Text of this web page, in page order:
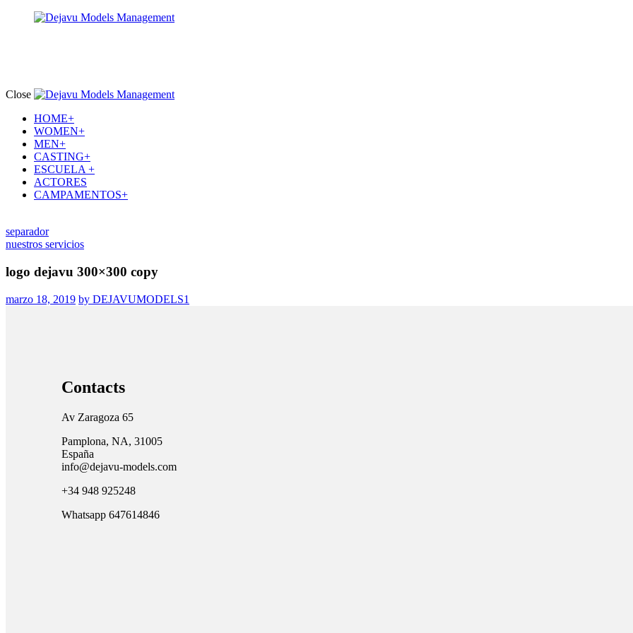
Close
HOME+
WOMEN+
MEN+
CASTING+
ESCUELA +
ACTORES
CAMPAMENTOS+
separador
nuestros servicios
logo dejavu 300×300 copy
marzo 18, 2019 by DEJAVUMODELS1
Contacts
Av Zaragoza 65
Pamplona, NA, 31005
España
info@dejavu-models.com
+34 948 925248
Whatsapp 647614846